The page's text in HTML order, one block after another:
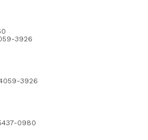
3926
3926
0980